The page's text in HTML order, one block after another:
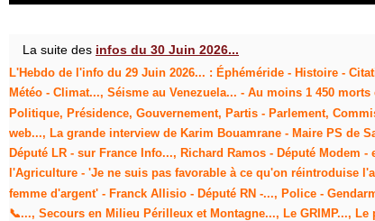
La suite des infos du 30 Juin 2026...
L'Hebdo de l'info du 29 Juin 2026... : Éphéméride - Histoire -
Météo - Climat..., Séisme au Venezuela... - Au moins 1 450
Politique, Présidence, Gouvernement, Partis - Parlement,
web..., La grande interview de Karim Bouamrane - Maire PS de
Député LR - sur France Info..., Richard Ramos - Député
l'Agriculture - 'Je ne suis pas favorable à ce qu'on réintroduise
femme d'argent' - Franck Allisio - Député RN -..., Police -
📞..., Secours en Milieu Périlleux et Montagne..., Le GRIMP...,